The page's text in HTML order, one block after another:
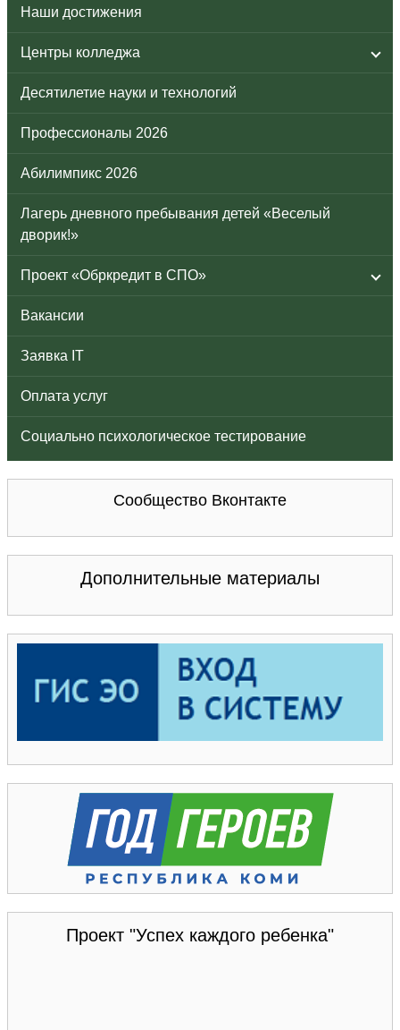
Наши достижения
Центры колледжа
Десятилетие науки и технологий
Профессионалы 2026
Абилимпикс 2026
Лагерь дневного пребывания детей «Веселый
дворик!»
Проект «Обркредит в СПО»
Вакансии
Заявка IT
Оплата услуг
Социально психологическое тестирование
Сообщество Вконтакте
Дополнительные материалы
Проект "Успех каждого ребенка"